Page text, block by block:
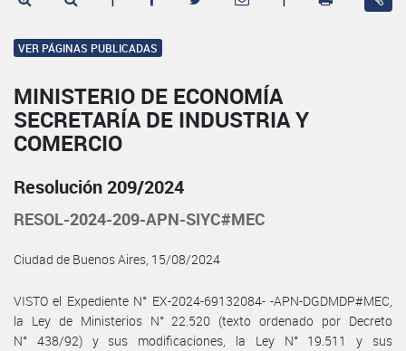
VER PÁGINAS PUBLICADAS
MINISTERIO DE ECONOMÍA
SECRETARÍA DE INDUSTRIA Y
COMERCIO
Resolución 209/2024
RESOL-2024-209-APN-SIYC#MEC
Ciudad de Buenos Aires, 15/08/2024
VISTO el Expediente N° EX-2024-69132084- -APN-DGDMDP#MEC,
la Ley de Ministerios N° 22.520 (texto ordenado por Decreto
N° 438/92) y sus modificaciones, la Ley N° 19.511 y sus